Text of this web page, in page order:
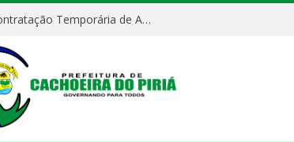
Processo Seletivo nº 001/2025 para Contratação Temporária de Agentes Comunitários de Saúde (ACS)